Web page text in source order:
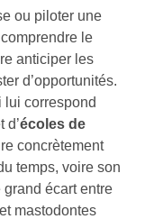
ou piloter une
le
anticiper les
d’opportunités.
lui correspond
d’écoles de
concrètement
temps, voire son
écart entre
mastodontes